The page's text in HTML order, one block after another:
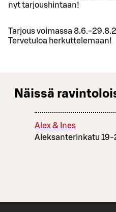
nyt tarjoushintaan!
Tarjous voimassa 8.6.-
Tervetuloa herkuttelemaan!
Näissä
Alex & Ines
Aleksanterinkatu 19-